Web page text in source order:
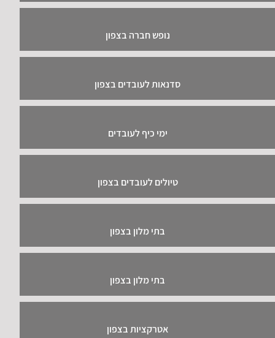
נופש חברה בצפון
סדנאות לעובדים בצפון
ימי כיף לעובדים
טיולים לעובדים בצפון
בתי מלון בצפון
בתי מלון בצפון
אטרקציות בצפון